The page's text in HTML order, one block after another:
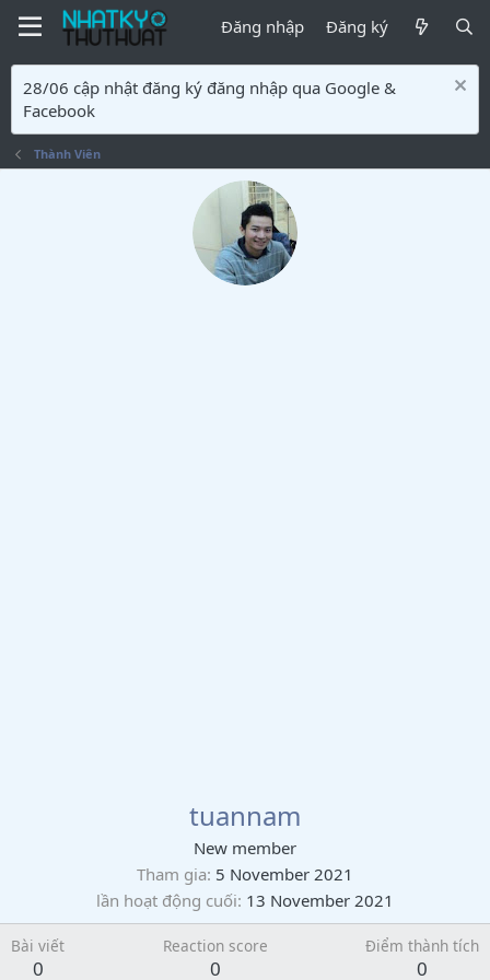
Đăng nhập Đăng ký
28/06 cập nhật đăng ký đăng nhập qua Google &
Facebook
Thành Viên
tuannam
New member
Tham gia 5 November 2021
lần hoạt động cuối 13 November 2021
Bài viết
0
Reaction score
0
Điểm thành tích
0